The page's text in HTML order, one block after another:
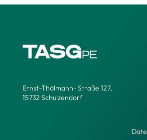
Ernst-Thälmann- Straße 127,
15732 Schulzendorf